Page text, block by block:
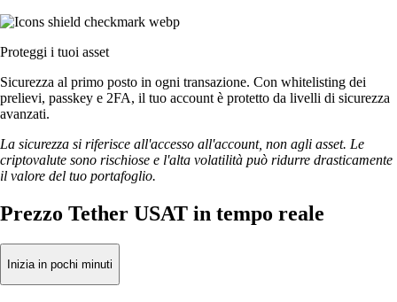
Proteggi i tuoi asset
Sicurezza al primo posto in ogni transazione. Con whitelisting dei
prelievi, passkey e 2FA, il tuo account è protetto da livelli di sicurezza
avanzati.
La sicurezza si riferisce all'accesso all'account, non agli asset. Le
criptovalute sono rischiose e l'alta volatilità può ridurre drasticamente
il valore del tuo portafoglio.
Prezzo Tether USAT in tempo reale
Inizia in pochi minuti